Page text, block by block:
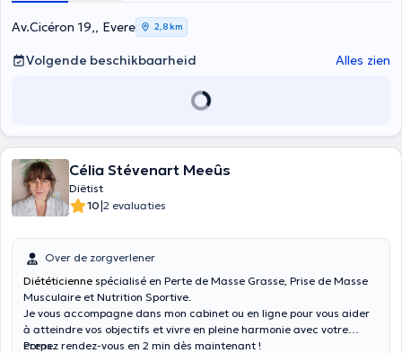
Av.Cicéron 19,, Evere 2,8 km
Volgende beschikbaarheid Alles zien
Célia Stévenart Meeûs
Diëtist
10|2 evaluaties
Over de zorgverlener
Diététicienne spécialisé en Perte de Masse Grasse, Prise de Masse
Musculaire et Nutrition Sportive.
Je vous accompagne dans mon cabinet ou en ligne pour vous aider
à atteindre vos objectifs et vivre en pleine harmonie avec votre
corps.
Prenez rendez-vous en 2 min dès maintenant !